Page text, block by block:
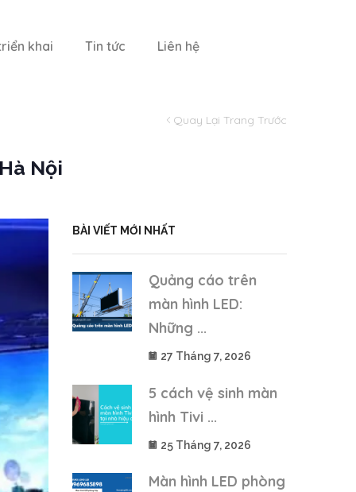
khai Tin tức Liên hệ
Quay Lại Trang Trước
Nội
BÀI VIẾT MỚI NHẤT
Quảng cáo trên
màn hình LED:
Những ...
27 Tháng 7, 2026
5 cách vệ sinh màn
hình Tivi ...
25 Tháng 7, 2026
Màn hình LED phòng